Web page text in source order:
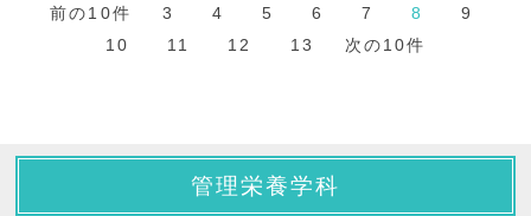
前の10件 3 4 5 6 7 8
9
10
11 12 13 次の10件
管理栄養学科